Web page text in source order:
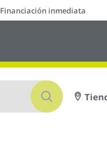
Financiación inmediata
Buscar